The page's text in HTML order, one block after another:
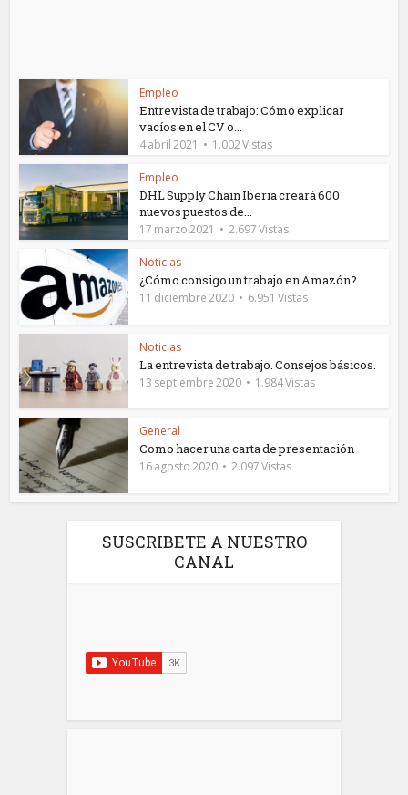
Empleo
Entrevista de trabajo: Cómo explicar
vacíos en el CV o...
4 abril 2021 1.002 Vistas
Empleo
DHL Supply Chain Iberia creará 600
nuevos puestos de...
17 marzo 2021 2.697 Vistas
Noticias
¿Cómo consigo un trabajo en Amazón?
11 diciembre 2020 6.951 Vistas
Noticias
La entrevista de trabajo. Consejos básicos.
13 septiembre 2020 1.984 Vistas
General
Como hacer una carta de presentación
16 agosto 2020 2.097 Vistas
SUSCRIBETE A NUESTRO
CANAL